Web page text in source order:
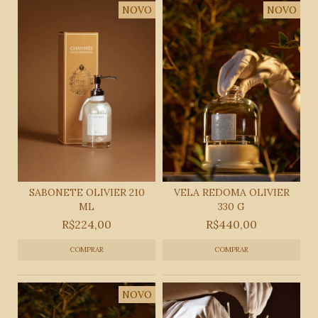
NOVO
SABONETE OLIVIER 210
ML
R$224,00
NOVO
VELA REDOMA OLIVIER
330 G
R$440,00
NOVO